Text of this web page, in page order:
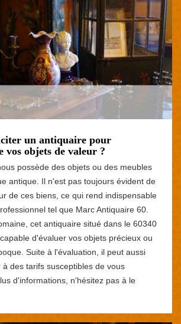
un antiquaire pour
vos objets de valeur ?
possède des objets ou des meubles
antique. Il n'est pas toujours évident de
de ces biens, ce qui rend indispensable
tel que Marc Antiquaire 60.
cet antiquaire situé dans le 60340
d'évaluer vos objets précieux ou
Suite à l'évaluation, il peut aussi
des tarifs susceptibles de vous
d'informations, n'hésitez pas à le